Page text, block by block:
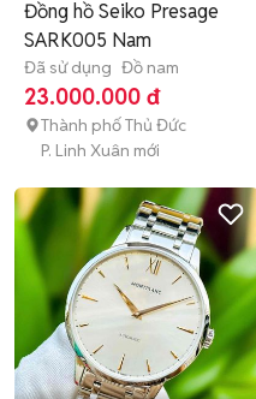
Đồng hồ Seiko Presage
SARK005 Nam
Đã sử dụng Đồ nam
23.000.000 đ
Thành phố Thủ Đức
P. Linh Xuân mới